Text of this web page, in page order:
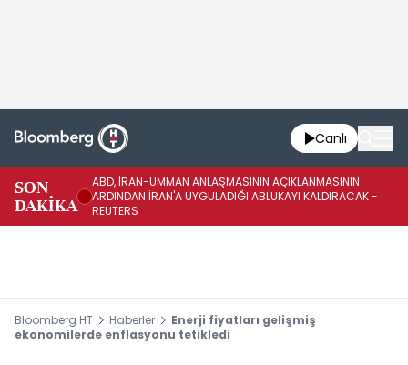
Canlı
SON
DAKİKA
ABD, İRAN-UMMAN ANLAŞMASININ AÇIKLANMASININ
ARDINDAN İRAN'A UYGULADIĞI ABLUKAYI KALDIRACAK -
REUTERS
Bloomberg HT Haberler
Enerji fiyatları gelişmiş
ekonomilerde enflasyonu tetikledi